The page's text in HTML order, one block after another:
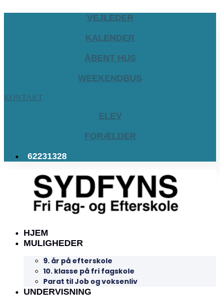
VEJLEDER
KALENDER
ÅBENT HUS
WEEKENDBUS
KONTAKT
ELEV
FORÆLDER
62231328
HJEM
MULIGHEDER
9. år på efterskole
10. klasse på fri fagskole
Parat til Job og voksenliv
UNDERVISNING